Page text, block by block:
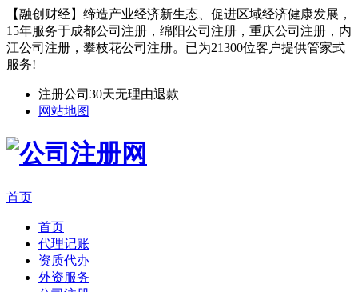
【融创财经】缔造产业经济新生态、促进区域经济健康发展，
15年服务于成都公司注册，绵阳公司注册，重庆公司注册，内
江公司注册，攀枝花公司注册。已为21300位客户提供管家式
服务!
注册公司30天无理由退款
网站地图
首页
首页
代理记账
资质代办
外资服务